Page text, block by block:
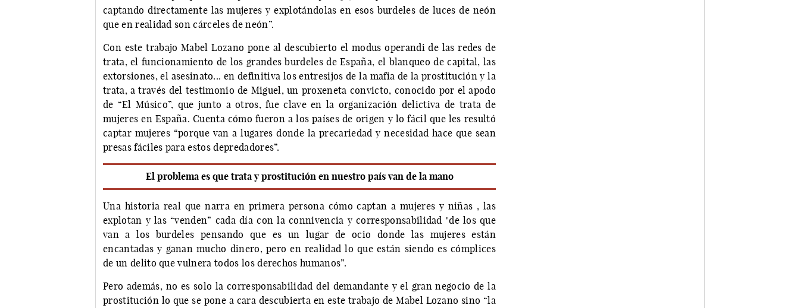
captando directamente las mujeres y explotándolas en esos burdeles de luces de neón
que en realidad son cárceles de neón”.
Con este trabajo Mabel Lozano pone al descubierto el modus operandi de las redes de
trata, el funcionamiento de los grandes burdeles de España, el blanqueo de capital, las
extorsiones, el asesinato... en definitiva los entresijos de la mafia de la prostitución y la
trata, a través del testimonio de Miguel, un proxeneta convicto, conocido por el apodo
de “El Músico”, que junto a otros, fue clave en la organización delictiva de trata de
mujeres en España. Cuenta cómo fueron a los países de origen y lo fácil que les resultó
captar mujeres “porque van a lugares donde la precariedad y necesidad hace que sean
presas fáciles para estos depredadores”.
El problema es que trata y prostitución en nuestro país van de la mano
Una historia real que narra en primera persona cómo captan a mujeres y niñas , las
explotan y las “venden” cada día con la connivencia y corresponsabilidad "de los que
van a los burdeles pensando que es un lugar de ocio donde las mujeres están
encantadas y ganan mucho dinero, pero en realidad lo que están siendo es cómplices
de un delito que vulnera todos los derechos humanos”.
Pero además, no es solo la corresponsabilidad del demandante y el gran negocio de la
prostitución lo que se pone a cara descubierta en este trabajo de Mabel Lozano sino “la